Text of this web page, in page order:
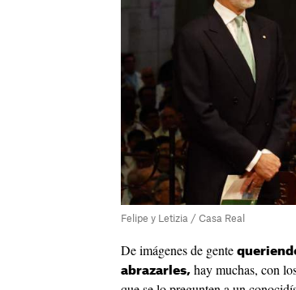
Felipe y Letizia / Casa Real
De imágenes de gente
abrazarles, hay muchas, con